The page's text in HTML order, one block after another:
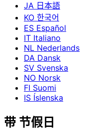
JA 日本語
KO 한국어
ES Español
IT Italiano
NL Nederlands
DA Dansk
SV Svenska
NO Norsk
FI Suomi
IS Íslenska
带 节假日